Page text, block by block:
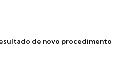
de novo procedimento